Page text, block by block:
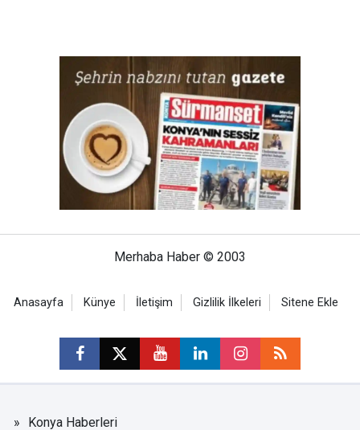
Merhaba Haber © 2003
Anasayfa Künye İletişim Gizlilik İlkeleri Sitene Ekle
Konya Haberleri